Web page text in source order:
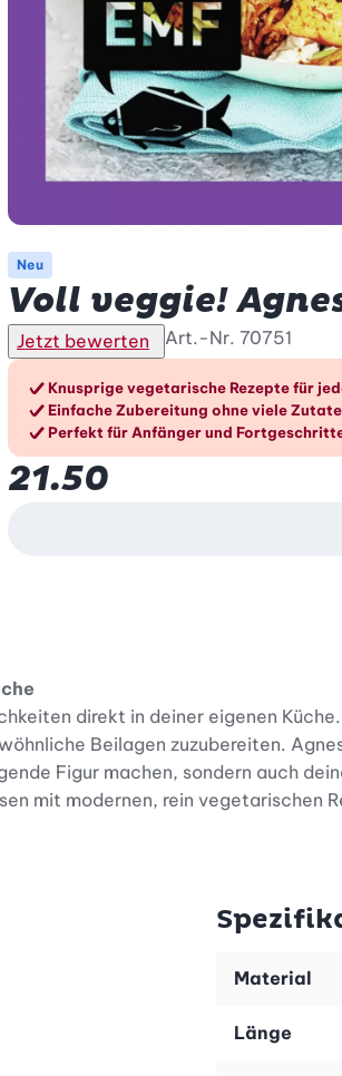
Neu
Voll veggie!
Jetzt bewerten Art.-Nr. 70751
Die Vorteile im
Knusprige vegetarische Rezepte für
Einfache Zubereitung ohne viele
Perfekt für Anfänger und
21.50
direkt in deiner eigenen
Beilagen zuzubereiten.
Figur machen, sondern auch
mit modernen, rein
bestechen. Ob gesunde
und ohne langes Einkaufen
Herd stehst oder bereits kleine
Material
Länge